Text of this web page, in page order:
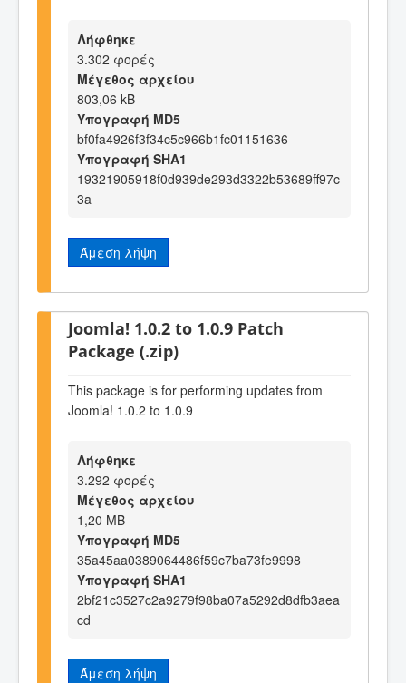
Λήφθηκε
3.302 φορές
Μέγεθος αρχείου
803,06 kB
Υπογραφή MD5
bf0fa4926f3f34c5c966b1fc01151636
Υπογραφή SHA1
19321905918f0d939de293d3322b53689ff97c
3a
Άμεση λήψη
Joomla! 1.0.2 to 1.0.9 Patch
Package (.zip)
This package is for performing updates from
Joomla! 1.0.2 to 1.0.9
Λήφθηκε
3.292 φορές
Μέγεθος αρχείου
1,20 MB
Υπογραφή MD5
35a45aa0389064486f59c7ba73fe9998
Υπογραφή SHA1
2bf21c3527c2a9279f98ba07a5292d8dfb3aea
cd
Άμεση λήψη